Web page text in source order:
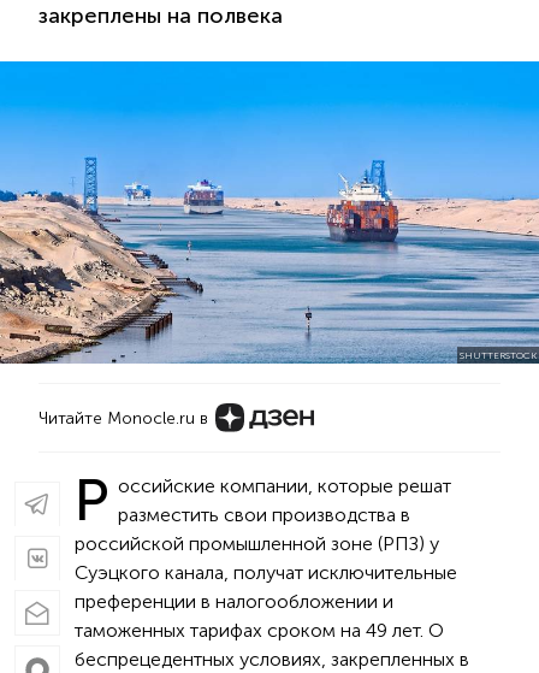
закреплены на полвека
SHUTTERSTOCK
Читайте Monocle.ru в
Р оссийские компании, которые решат
разместить свои производства в
российской промышленной зоне (РПЗ) у
Суэцкого канала, получат исключительные
преференции в налогообложении и
таможенных тарифах сроком на 49 лет. О
беспрецедентных условиях, закрепленных в